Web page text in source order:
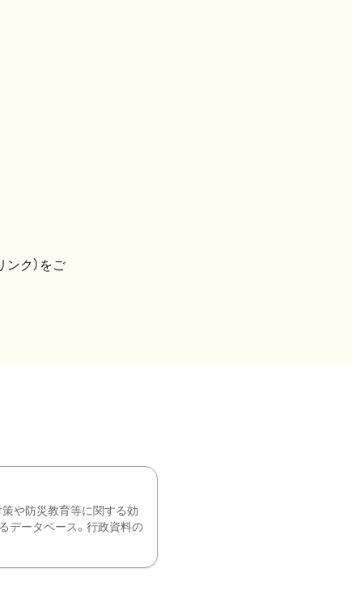
ンク）をご
や防災教育等に関する効
データベース。行政資料の